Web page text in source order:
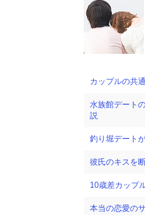
カップルの共
水族館デート
説
釣り堀デート
彼氏のキスを
10歳差カップ
本当の恋愛の